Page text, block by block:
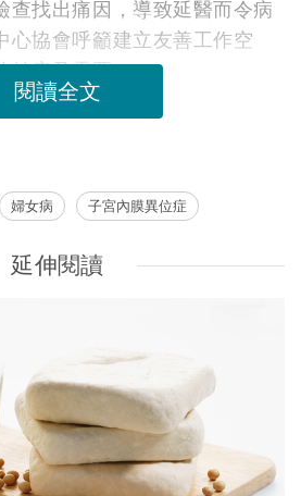
查找出痛因，導致延醫而令病
心協會呼籲建立友善工作空
健康及需要。
閱讀全文
婦女病 子宮內膜異位症
延伸閱讀